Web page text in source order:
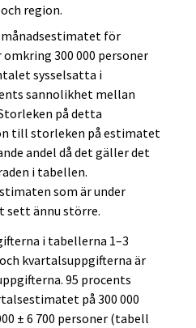
region.
för
300 000 personer
sysselsatta i
sannolikhet mellan
på detta
till storleken på estimatet
andel då det gäller det
i tabellen.
som är under
sett ännu större.
i tabellerna 1–3
kvartalsuppgifterna är
95 procents
på 300 000
± 6 700 personer (tabell